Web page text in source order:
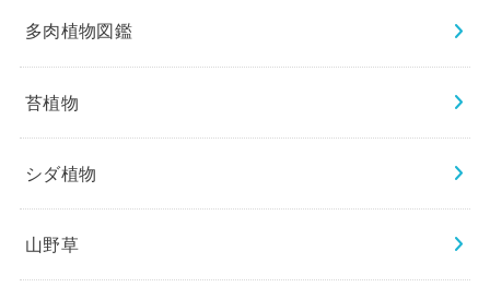
多肉植物図鑑
苔植物
シダ植物
山野草